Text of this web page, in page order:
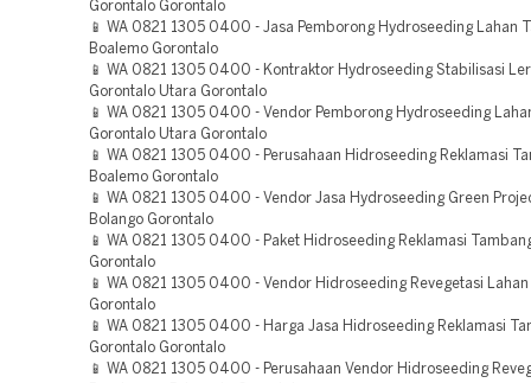
Gorontalo Gorontalo
📱 WA 0821 1305 0400 - Jasa Pemborong Hydroseeding Lahan
Boalemo Gorontalo
📱 WA 0821 1305 0400 - Kontraktor Hydroseeding Stabilisasi
Gorontalo Utara Gorontalo
📱 WA 0821 1305 0400 - Vendor Pemborong Hydroseeding
Gorontalo Utara Gorontalo
📱 WA 0821 1305 0400 - Perusahaan Hidroseeding Reklamasi
Boalemo Gorontalo
📱 WA 0821 1305 0400 - Vendor Jasa Hydroseeding Green
Bolango Gorontalo
📱 WA 0821 1305 0400 - Paket Hidroseeding Reklamasi
Gorontalo
📱 WA 0821 1305 0400 - Vendor Hidroseeding Revegetasi
Gorontalo
📱 WA 0821 1305 0400 - Harga Jasa Hidroseeding Reklamasi
Gorontalo Gorontalo
📱 WA 0821 1305 0400 - Perusahaan Vendor Hidroseeding